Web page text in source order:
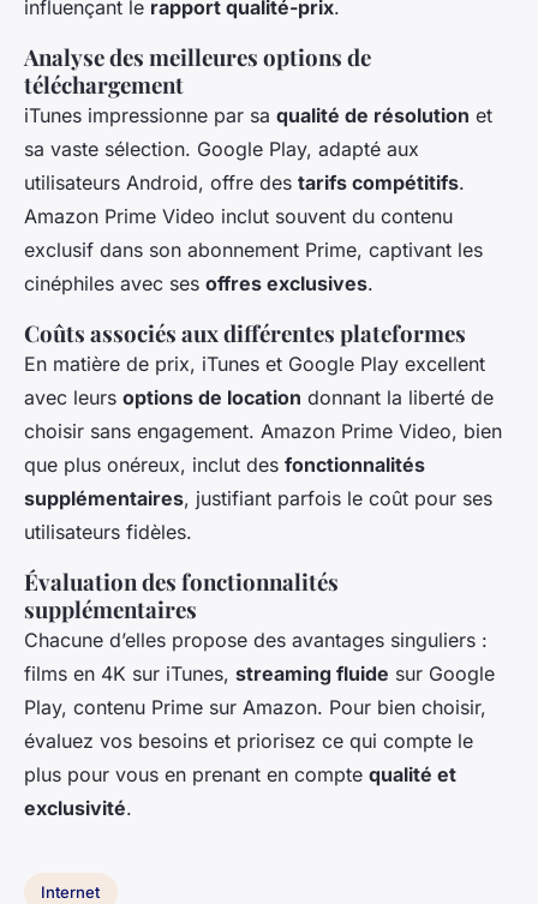
influençant le rapport qualité-prix.
Analyse des meilleures options de
téléchargement
iTunes impressionne par sa qualité de résolution et
sa vaste sélection. Google Play, adapté aux
utilisateurs Android, offre des tarifs compétitifs.
Amazon Prime Video inclut souvent du contenu
exclusif dans son abonnement Prime, captivant les
cinéphiles avec ses offres exclusives.
Coûts associés aux différentes plateformes
En matière de prix, iTunes et Google Play excellent
avec leurs options de location donnant la liberté de
choisir sans engagement. Amazon Prime Video, bien
que plus onéreux, inclut des fonctionnalités
supplémentaires, justifiant parfois le coût pour ses
utilisateurs fidèles.
Évaluation des fonctionnalités
supplémentaires
Chacune d’elles propose des avantages singuliers :
films en 4K sur iTunes, streaming fluide sur Google
Play, contenu Prime sur Amazon. Pour bien choisir,
évaluez vos besoins et priorisez ce qui compte le
plus pour vous en prenant en compte qualité et
exclusivité.
Internet